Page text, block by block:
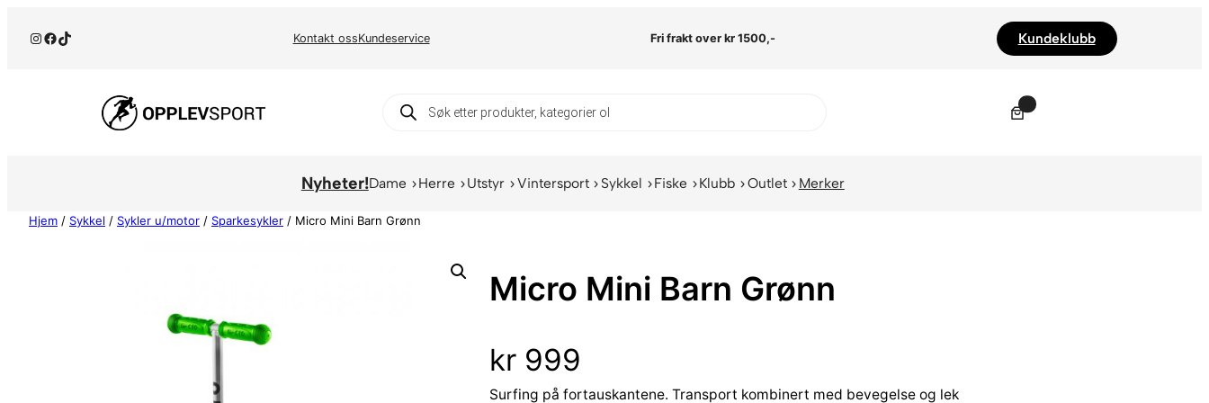
Instagram
Facebook
TikTok Kontakt ossKundeservice Fri frakt over kr 1500,- Kundeklubb
Products
search
Nyheter!Dame Herre Utstyr Vintersport Sykkel Fiske Klubb Outlet Merker
Hjem / Sykkel / Sykler u/motor / Sparkesykler / Micro Mini Barn Grønn
Micro Mini Barn Grønn
kr 999
Surfing på fortauskantene. Transport kombinert med bevegelse og lek